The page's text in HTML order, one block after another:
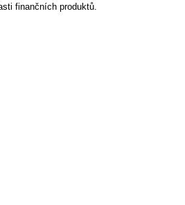
finančních produktů.